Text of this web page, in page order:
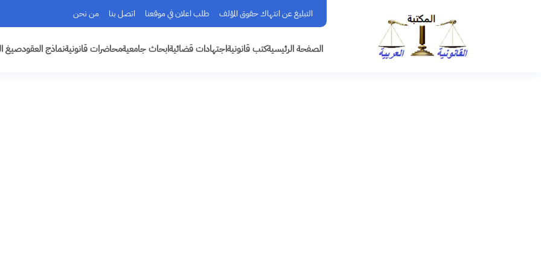
التبليغ عن انتهاك حقوق المؤلف طلب اعلان في موقعنا اتصل بنا من نحن
الصفحة الرئيسيةكتب قانونيةاجتهادات قضائيةابحاث جامعيةمحاضرات قانونيةنماذج العقودصيغ